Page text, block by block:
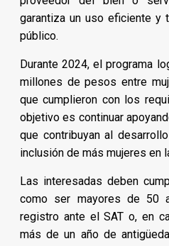
garantiza un uso eficiente y
público.
Durante 2024, el programa
millones de pesos entre
que cumplieron con los
objetivo es continuar
que contribuyan al
inclusión de más mujeres en
Las interesadas deben
como ser mayores de 50
registro ante el SAT o, en
más de un año de